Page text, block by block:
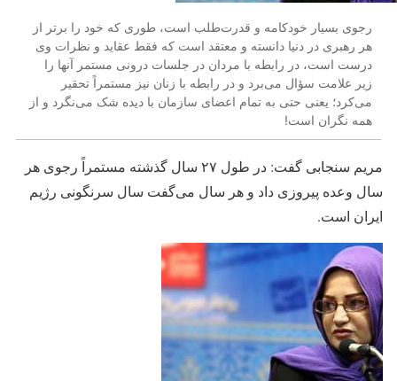
رجوی بسیار خودکامه و قدرت‌طلب است، طوری که خود را برتر از
هر رهبری در دنیا دانسته و معتقد است که فقط عقاید و نظرات وی
درست است، در رابطه با مردان در جلسات درونی مستمر آنها را
زیر علامت سؤال می‌برد و در رابطه با زنان نیز مستمراً تحقیر
می‌کرد؛ یعنی حتی به تمام اعضای سازمان با دیده شک می‌نگرد و از
همه نگران است!
مریم سنجابی گفت: در طول ۲۷ سال گذشته مستمراً رجوی هر
سال وعده پیروزی داد و هر سال می‌گفت سال سرنگونی رژیم
ایران است.